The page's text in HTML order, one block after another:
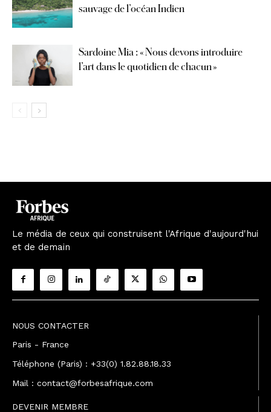
sauvage de l’océan Indien
Sardoine Mia : « Nous devons introduire
l’art dans le quotidien de chacun »
Le média de ceux qui construisent l'Afrique d'aujourd'hui
et de demain
NOUS CONTACTER
Paris - France
Téléphone (Paris) : +33(0) 1.82.88.18.33
Mail : contact@forbesafrique.com
DEVENIR MEMBRE